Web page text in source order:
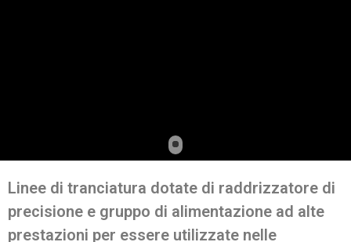
Linee di tranciatura dotate di raddrizzatore di
precisione e gruppo di alimentazione ad alte
prestazioni per essere utilizzate nelle